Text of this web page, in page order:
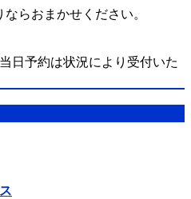
らおまかせください。
日予約は状況により受付いた